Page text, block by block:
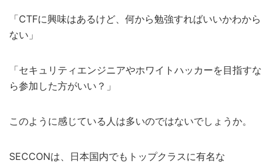
「CTFに興味はあるけど、何から勉強すればいいかわから
ない」
「セキュリティエンジニアやホワイトハッカーを目指すな
ら参加した方がいい？」
このように感じている人は多いのではないでしょうか。
SECCONは、日本国内でもトップクラスに有名な